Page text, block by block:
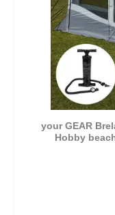
your GEAR
Hobby